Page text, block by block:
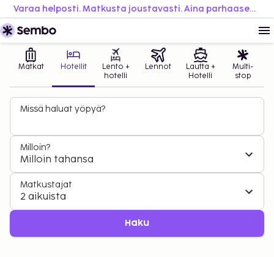
Varaa helposti. Matkusta joustavasti. Aina parhaaseen hintaan.
Matkat Hotellit
Lento +
hotelli
Lennot
Lautta +
Hotelli
Multi-
stop
Missä haluat yöpyä?
Milloin?
Milloin tahansa
Matkustajat
2 aikuista
Haku